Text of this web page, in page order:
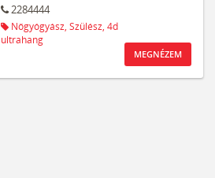
2284444
Nőgyógyász, Szülész, 4d
ultrahang
MEGNÉZEM